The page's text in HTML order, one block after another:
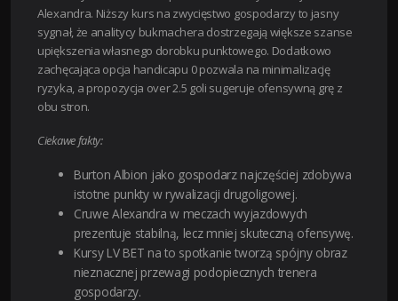
Alexandra. Niższy kurs na zwycięstwo gospodarzy to jasny
sygnał, że analitycy bukmachera dostrzegają większe szanse
upiększenia własnego dorobku punktowego. Dodatkowo
zachęcająca opcja handicapu 0 pozwala na minimalizację
ryzyka, a propozycja over 2.5 goli sugeruje ofensywną grę z
obu stron.
Ciekawe fakty:
Burton Albion jako gospodarz najczęściej zdobywa
istotne punkty w rywalizacji drugoligowej.
Cruwe Alexandra w meczach wyjazdowych
prezentuje stabilną, lecz mniej skuteczną ofensywę.
Kursy LV BET na to spotkanie tworzą spójny obraz
nieznacznej przewagi podopiecznych trenera
gospodarzy.